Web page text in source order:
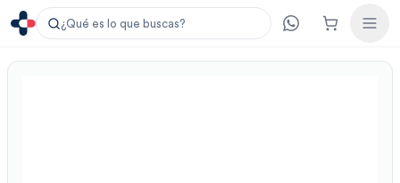
¿Qué es lo que buscas?